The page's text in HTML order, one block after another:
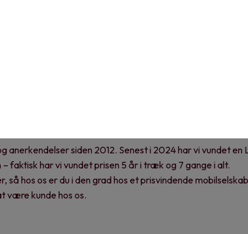
er dine ønsker og behov, vi har fokus på, og vi gør alt
flinkeste Kundeservice’, vi scorer megahøjt på
anerkendelser siden 2012. Senest i 2024 har vi vundet
faktisk har vi vundet prisen 5 år i træk og 7 gange i alt.
så hos os er du i den grad hos et prisvindende
være kunde hos os.